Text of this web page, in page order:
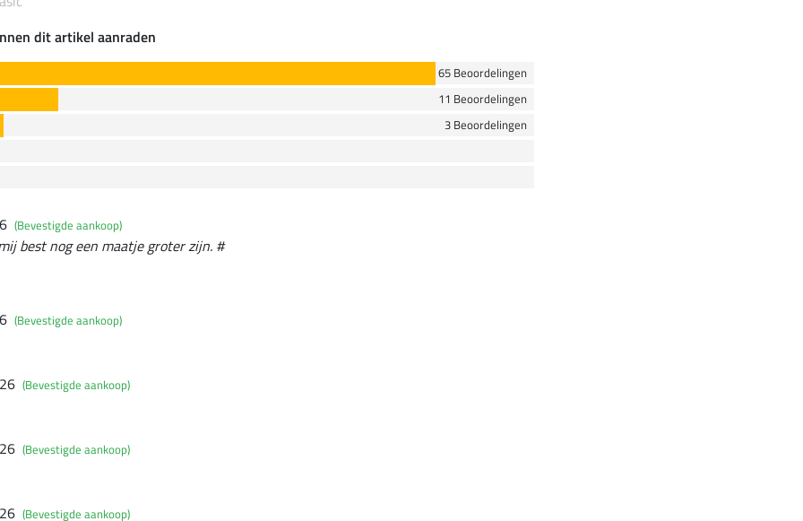
dit artikel aanraden
65 Beoordelingen
11 Beoordelingen
3 Beoordelingen
(Bevestigde aankoop)
best nog een maatje groter zijn. #
(Bevestigde aankoop)
(Bevestigde aankoop)
(Bevestigde aankoop)
(Bevestigde aankoop)